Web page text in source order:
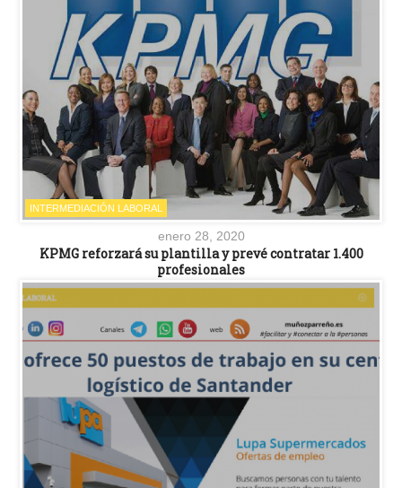
INTERMEDIACIÓN LABORAL
enero 28, 2020
KPMG reforzará su plantilla y prevé contratar 1.400
profesionales